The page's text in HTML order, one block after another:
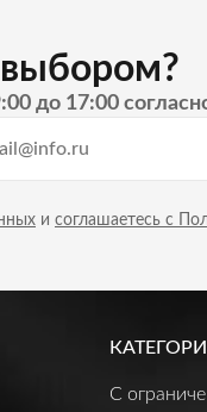
выбором?
до 17:00
и соглашаетесь с
C